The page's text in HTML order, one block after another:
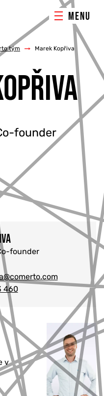
MENU
ŠKOLENÍ
tým / Marek Kopřiva
founder
founder
460
v